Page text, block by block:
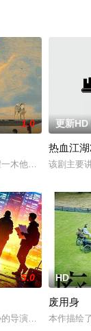
陨灭，悍匪携枪遁
1.0
木他们毕业于同一
更新HD
热血江
该剧主要
，火速成立“斩毒
5.0
导演朱达仁萌生拍
HD
废用身
本作描绘